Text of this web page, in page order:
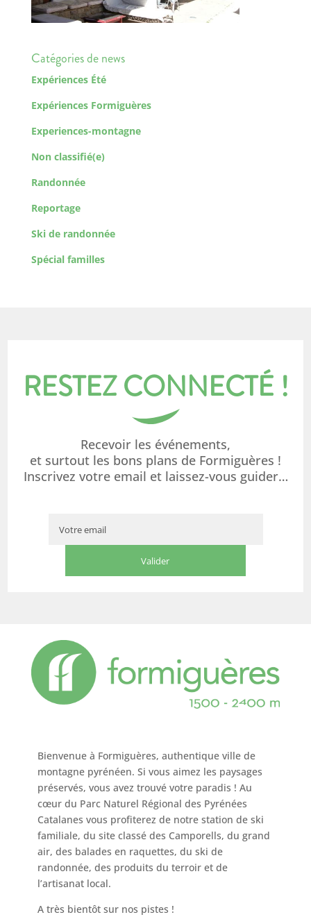
Catégories de news
Expériences Été
Expériences Formiguères
Experiences-montagne
Non classifié(e)
Randonnée
Reportage
Ski de randonnée
Spécial familles
RESTEZ CONNECTÉ !
Recevoir les événements,
et surtout les bons plans de Formiguères !
Inscrivez votre email et laissez-vous guider…
Bienvenue à Formiguères, authentique ville de
montagne pyrénéen. Si vous aimez les paysages
préservés, vous avez trouvé votre paradis ! Au
cœur du Parc Naturel Régional des Pyrénées
Catalanes vous profiterez de notre station de ski
familiale, du site classé des Camporells, du grand
air, des balades en raquettes, du ski de
randonnée, des produits du terroir et de
l’artisanat local.
A très bientôt sur nos pistes !